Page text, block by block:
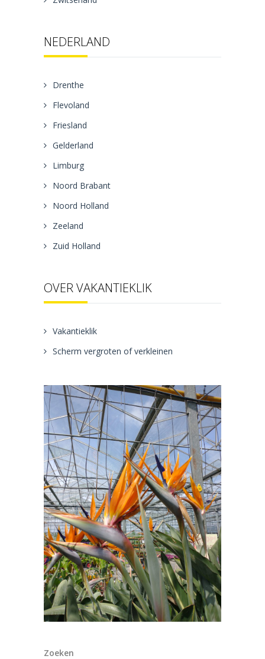
NEDERLAND
Drenthe
Flevoland
Friesland
Gelderland
Limburg
Noord Brabant
Noord Holland
Zeeland
Zuid Holland
OVER VAKANTIEKLIK
Vakantieklik
Scherm vergroten of verkleinen
Zoeken